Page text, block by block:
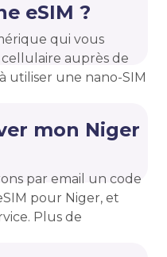
eSIM ?
qui vous
auprès de
utiliser une nano-SIM
mon Niger
par email un code
pour Niger, et
Plus de